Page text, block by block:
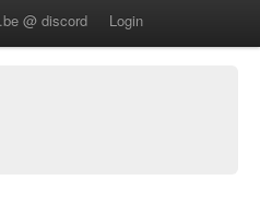
@ discord Login